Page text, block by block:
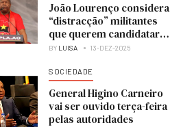
João Lourenço considera
“distracção” militantes
que querem candidatar-
se à liderança do MPLA
BY LUISA 13-DEZ-2025
SOCIEDADE
General Higino Carneiro
vai ser ouvido terça-feira
pelas autoridades